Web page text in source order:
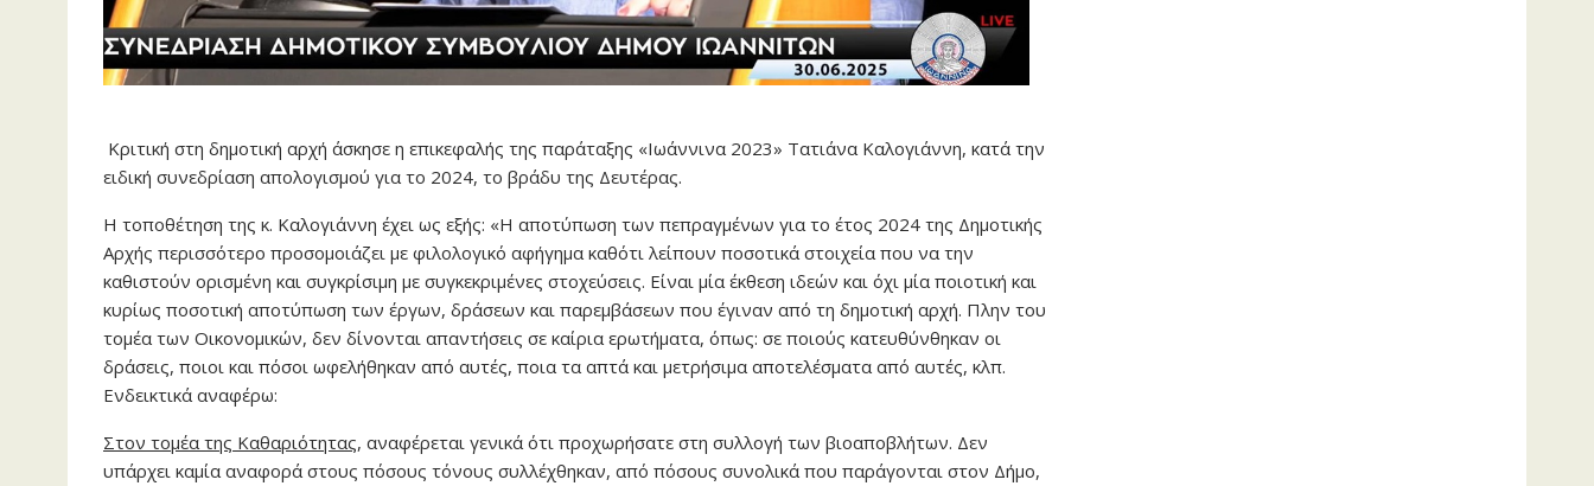
Κριτική στη δημοτική αρχή άσκησε η επικεφαλής της παράταξης «Ιωάννινα 2023» Τατιάνα Καλογιάννη, κατά την
ειδική συνεδρίαση απολογισμού για το 2024, το βράδυ της Δευτέρας.
Η τοποθέτηση της κ. Καλογιάννη έχει ως εξής: «Η αποτύπωση των πεπραγμένων για το έτος 2024 της Δημοτικής
Αρχής περισσότερο προσομοιάζει με φιλολογικό αφήγημα καθότι λείπουν ποσοτικά στοιχεία που να την
καθιστούν ορισμένη και συγκρίσιμη με συγκεκριμένες στοχεύσεις. Είναι μία έκθεση ιδεών και όχι μία ποιοτική και
κυρίως ποσοτική αποτύπωση των έργων, δράσεων και παρεμβάσεων που έγιναν από τη δημοτική αρχή. Πλην του
τομέα των Οικονομικών, δεν δίνονται απαντήσεις σε καίρια ερωτήματα, όπως: σε ποιούς κατευθύνθηκαν οι
δράσεις, ποιοι και πόσοι ωφελήθηκαν από αυτές, ποια τα απτά και μετρήσιμα αποτελέσματα από αυτές, κλπ.
Ενδεικτικά αναφέρω:
Στον τομέα της Καθαριότητας, αναφέρεται γενικά ότι προχωρήσατε στη συλλογή των βιοαποβλήτων. Δεν
υπάρχει καμία αναφορά στους πόσους τόνους συλλέχθηκαν, από πόσους συνολικά που παράγονται στον Δήμο,